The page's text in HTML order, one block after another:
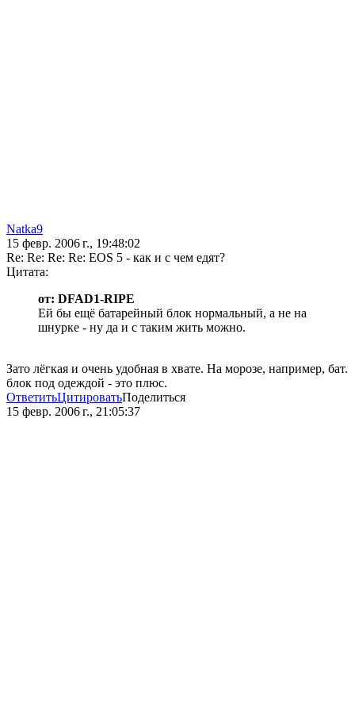
Natka9
15 февр. 2006 г., 19:48:02
Re: Re: Re: Re: EOS 5 - как и с чем едят?
Цитата:
от: DFAD1-RIPE
Ей бы ещё батарейный блок нормальный, а не на
шнурке - ну да и с таким жить можно.
Зато лёгкая и очень удобная в хвате. На морозе, например, бат.
блок под одеждой - это плюс.
ОтветитьЦитироватьПоделиться
15 февр. 2006 г., 21:05:37